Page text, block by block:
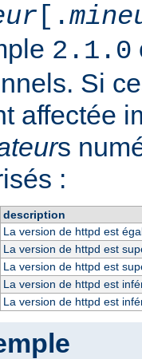
[.
2.1.0
Si
affectée
s
:
description
La version de httpd est
La version de httpd est
La version de httpd est
La version de httpd est
La version de httpd est